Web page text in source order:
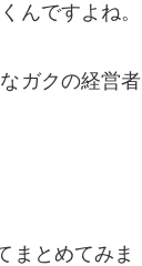
んですよね。
ガクの経営者
まとめてみま